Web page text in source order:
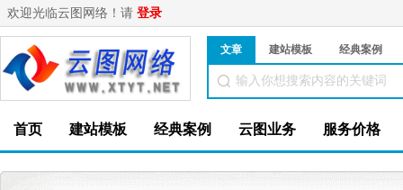
欢迎光临云图网络！请 登录
文章 建站模板 经典案例
首页 建站模板 经典案例 云图业务 服务价格